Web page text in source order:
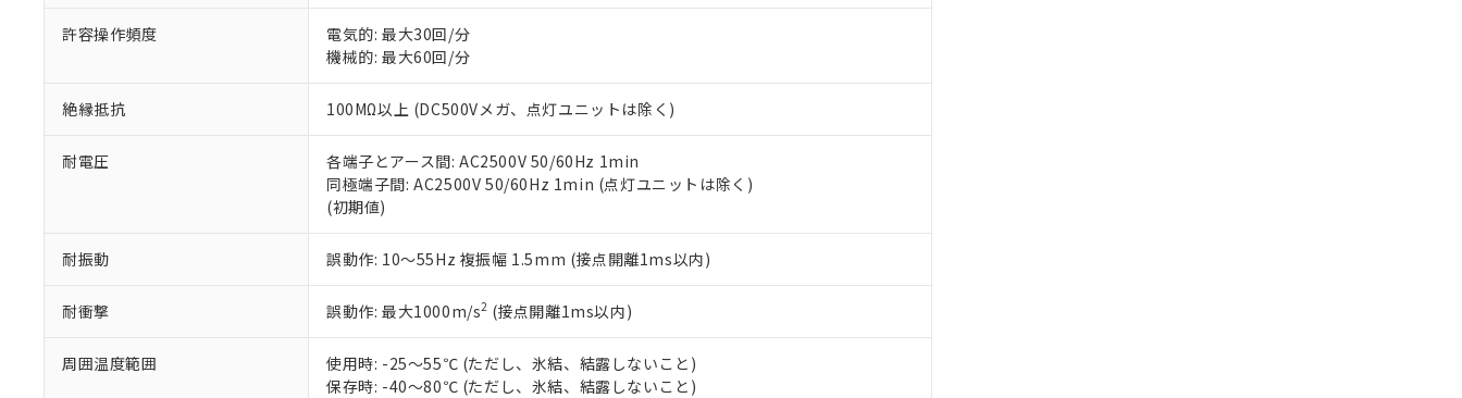
許容操作頻度
電気的: 最大30回/分
機械的: 最大60回/分
絶縁抵抗 100MΩ以上 (DC500Vメガ、点灯ユニットは除く)
耐電圧
各端子とアース間: AC2500V 50/60Hz 1min
同極端子間: AC2500V 50/60Hz 1min (点灯ユニットは除く)
(初期値)
耐振動 誤動作: 10～55Hz 複振幅 1.5mm (接点開離1ms以内)
耐衝撃 誤動作: 最大1000m/s2 (接点開離1ms以内)
周囲温度範囲
使用時: -25～55℃ (ただし、氷結、結露しないこと)
保存時: -40～80℃ (ただし、氷結、結露しないこと)
ている必要があります。
お客様が当ウェブサイト上で当社にご登録された部品リストについて、当社および当社の共同利用者
が、当社の製品・サービスに関するお客様との取引・商談に必要な範囲で利用することをご了承くだ
※当社の共同利用者とは、
"個人情報の共同利用に関して"
いる法人を指します。
※3 非含有証明書ダウンロード
下記の非含有証明書をダウンロードすることができます。
EU RoHS指令（10物質）の非含有証明書
※本証明書は発行日時点で非含有を証明するもので、過去に遡って非含有を証明するものではありません。
また、RoHS指令のフタル酸エステル類４物質の対応では、対応完了までの期間は出荷製品に未対応品が
混在することから備考欄に対応日を記載しておりました。
既に当社にて対応品への在庫切替を完了していることから、特段のことがない限り、2022年1月12日よ
り割愛しております。
味します。
「－」：未確認です。当社販売部門へお問い合わせください。
白
受注生産機種、また在庫状況の情報を公開していない機種